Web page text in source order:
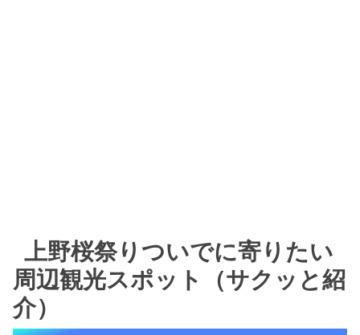
上野桜祭りついでに寄りたい
周辺観光スポット（サクッと紹
介）